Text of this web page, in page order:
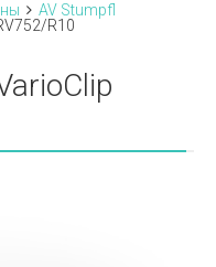
AV Stumpfl
R10